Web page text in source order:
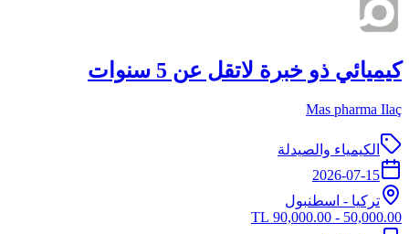
كيميائي ذو خبرة لاتقل عن 5 سنوات
Mas pharma Ilaç
الكيمياء والصيدلة
2026-07-15
تركيا - اسطنبول
50,000.00 - 90,000.00 TL